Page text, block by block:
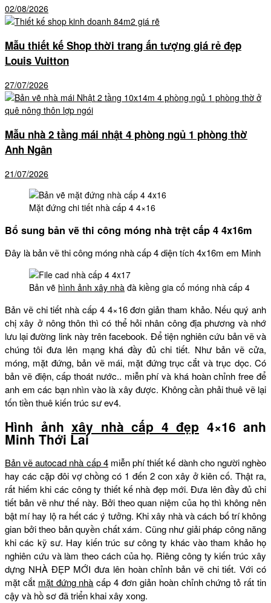
02/08/2026
Mẫu thiết kế Shop thời trang ấn tượng giá rẻ đẹp
Louis Vuitton
27/07/2026
Mẫu nhà 2 tầng mái nhật 4 phòng ngủ 1 phòng thờ
Anh Ngân
21/07/2026
Mặt đứng chi tiết nhà cấp 4 4×16
Bổ sung bản vẽ thi công móng nhà trệt cấp 4 4x16m
Đây là bản vẽ thi công móng nhà cấp 4 diện tích 4x16m em Minh
Bản vẽ hình ảnh xây nhà đà kiềng gia cố móng nhà cấp 4
Bản vẽ chi tiết nhà cấp 4 4×16 đơn giản tham khảo. Nếu quý anh
chị xây ở nông thôn thì có thể hỏi nhân công địa phương và nhớ
lưu lại đường link này trên facebook. Để tiện nghiên cứu bản vẽ và
chúng tôi đưa lên mạng khá đầy đủ chi tiết. Như bản vẽ cửa,
móng, mặt đứng, bản vẽ mái, mặt đứng trục cắt và trục dọc. Có
bản vẽ điện, cấp thoát nước.. miễn phí và khá hoàn chỉnh free để
anh em các bạn nhìn vào là xây được. Không cần phải thuê vẽ lại
tốn tiền thuê kiến trúc sư ev4.
Hình ảnh xây nhà cấp 4 đẹp 4×16 anh
Minh Thới Lai
Bản vẽ autocad nhà cấp 4miễn phí thiết kế dành cho người nghèo
hay các cặp đôi vợ chồng có 1 đến 2 con xây ở kiên cố. Thật ra,
rất hiếm khi các công ty thiết kế nhà đẹp mới. Đưa lên đầy đủ chi
tiết bản vẽ như thế này. Bởi theo quan niệm của họ thì không nên
bật mí hay lộ ra hết các ý tưởng. Khi xây nhà và cách bố trí không
gian bởi theo bản quyền chất xám. Cũng như giải pháp công năng
khi các kỹ sư. Hay kiến trúc sư công ty khác vào tham khảo họ
nghiên cứu và làm theo cách của họ. Riêng công ty kiến trúc xây
dựng NHÀ ĐẸP MỚI đưa lên hoàn chỉnh bản vẽ chi tiết. Với có
mặt cắt mặt đứng nhà cấp 4 đơn giản hoàn chỉnh chứng tỏ rất tin
cậy và hồ sơ đã triển khai xây xong.